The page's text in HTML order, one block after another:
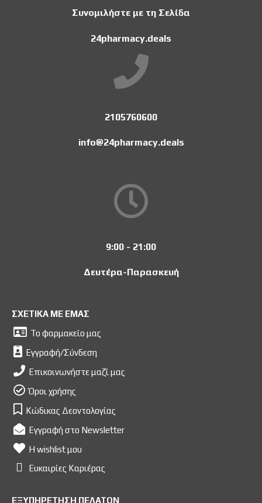
Συνομιλήστε με τη Σελίδα
24pharmacy.deals
2105760600
info@24pharmacy.deals
9:00 - 21:00
Δευτέρα-Παρασκευή
ΣΧΕΤΙΚΑ ΜΕ ΕΜΑΣ
Το φαρμακείο μας
Εγγραφή/Σύνδεση
Επικοινωνήστε μαζί μας
Όροι χρήσης
Κώδικας Δεοντολογίας
Εγγραφή στο Newsletter
Η wishlist μου
Ευκαιρίες Kαριέρας
ΕΞΥΠΗΡΕΤΗΣΗ ΠΕΛΑΤΩΝ